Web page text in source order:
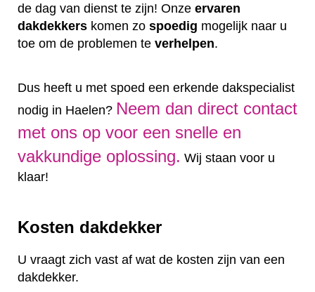
de dag van dienst te zijn! Onze ervaren
dakdekkers komen zo spoedig mogelijk naar u
toe om de problemen te verhelpen.
Dus heeft u met spoed een erkende dakspecialist
nodig in Haelen? Neem dan direct contact
met ons op voor een snelle en
vakkundige oplossing. Wij staan voor u
klaar!
Kosten dakdekker
U vraagt zich vast af wat de kosten zijn van een
dakdekker.